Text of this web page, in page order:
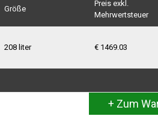
Größe
Preis exkl.
Mehrwertsteuer
208 liter € 1469.03